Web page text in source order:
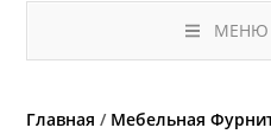
МЕНЮ
Главная / Мебельная